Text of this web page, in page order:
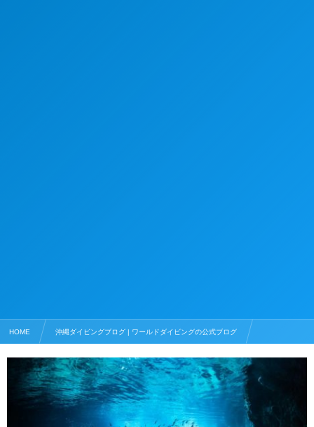
HOME 沖縄ダイビングブログ | ワールドダイビングの公式ブログ
ダイビングショップ情報 新型コロナウイルス対策・優良店